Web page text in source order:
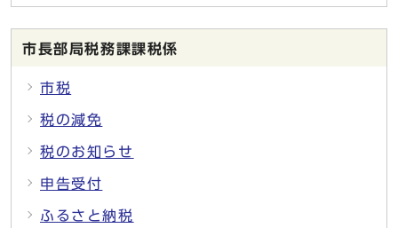
市長部局税務課課税係
市税
税の減免
税のお知らせ
申告受付
ふるさと納税